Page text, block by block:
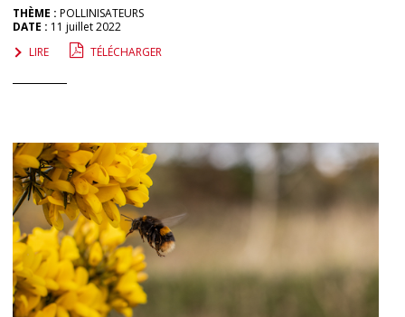
THÈME : POLLINISATEURS
DATE : 11 juillet 2022
LIRE
TÉLÉCHARGER